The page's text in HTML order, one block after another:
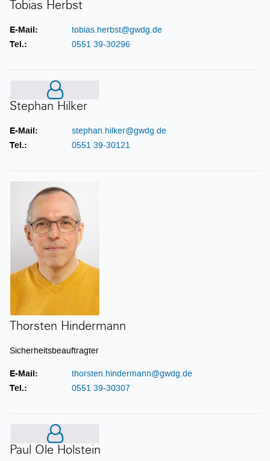
Tobias Herbst
E-Mail:
tobias.herbst@gwdg.de
Tel.:
0551 39-30296
Stephan Hilker
Stephan Hilker
E-Mail:
stephan.hilker@gwdg.de
Tel.:
0551 39-30121
Thorsten Hindermann
Sicherheitsbeauftragter
E-Mail:
thorsten.hindermann@gwdg.de
Tel.:
0551 39-30307
Paul Ole Holstein
Paul Ole Holstein